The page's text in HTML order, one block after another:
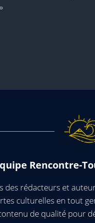
Rencontre-
des rédacteurs et
culturelles en tout
de qualité pour